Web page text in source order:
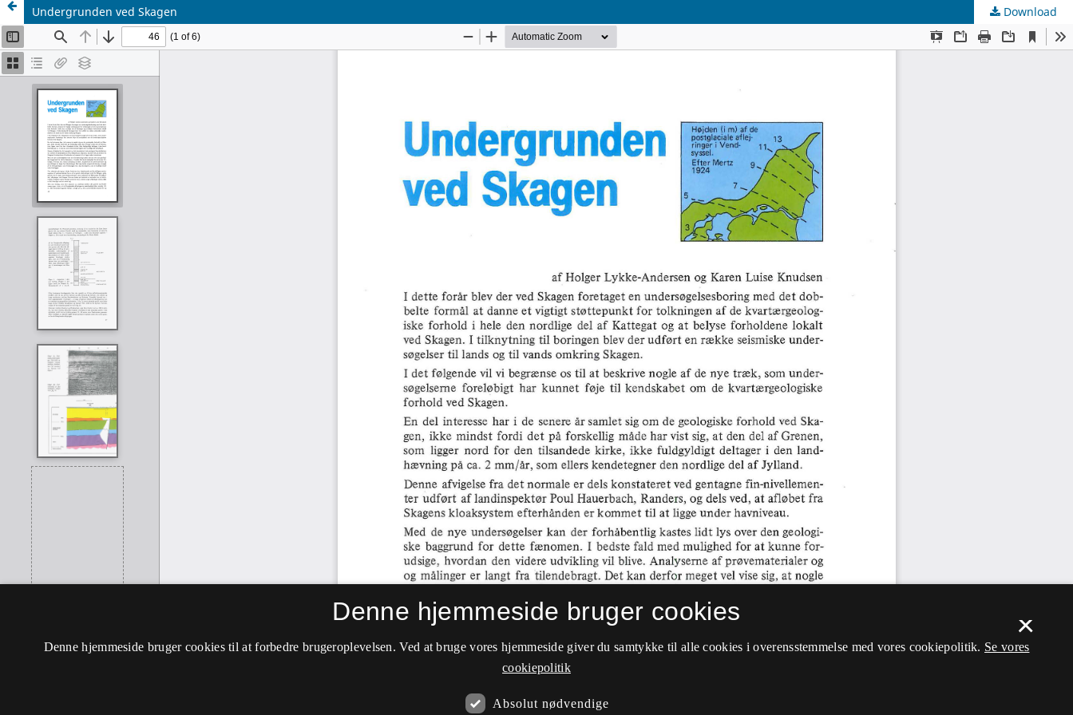
Undergrunden ved Skagen Download
×
Denne hjemmeside bruger cookies
Denne hjemmeside bruger cookies til at forbedre brugeroplevelsen. Ved at bruge vores hjemmeside giver du samtykke til alle cookies i overensstemmelse med vores cookiepolitik. Se vores
cookiepolitik
Absolut nødvendige